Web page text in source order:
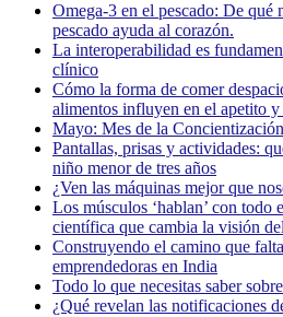
Omega-3 en el pescado: De qué
pescado ayuda al corazón.
La interoperabilidad es
clínico
Cómo la forma de comer
alimentos influyen en el apetito y
Mayo: Mes de la
Pantallas, prisas y actividades:
niño menor de tres años
¿Ven las máquinas mejor que
Los músculos ‘hablan’ con
científica que cambia la visión
Construyendo el camino que
emprendedoras en India
Todo lo que necesitas saber
¿Qué revelan las notificaciones